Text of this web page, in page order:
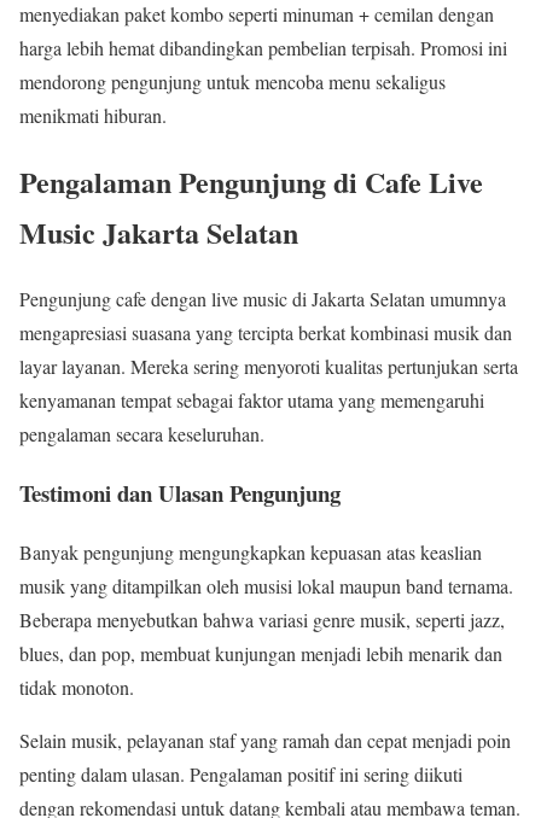
menyediakan paket kombo seperti minuman + cemilan dengan
harga lebih hemat dibandingkan pembelian terpisah. Promosi ini
mendorong pengunjung untuk mencoba menu sekaligus
menikmati hiburan.
Pengalaman Pengunjung di Cafe Live
Music Jakarta Selatan
Pengunjung cafe dengan live music di Jakarta Selatan umumnya
mengapresiasi suasana yang tercipta berkat kombinasi musik dan
layar layanan. Mereka sering menyoroti kualitas pertunjukan serta
kenyamanan tempat sebagai faktor utama yang memengaruhi
pengalaman secara keseluruhan.
Testimoni dan Ulasan Pengunjung
Banyak pengunjung mengungkapkan kepuasan atas keaslian
musik yang ditampilkan oleh musisi lokal maupun band ternama.
Beberapa menyebutkan bahwa variasi genre musik, seperti jazz,
blues, dan pop, membuat kunjungan menjadi lebih menarik dan
tidak monoton.
Selain musik, pelayanan staf yang ramah dan cepat menjadi poin
penting dalam ulasan. Pengalaman positif ini sering diikuti
dengan rekomendasi untuk datang kembali atau membawa teman.